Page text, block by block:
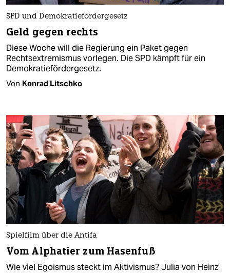
SPD und Demokratiefördergesetz
Geld gegen rechts
Diese Woche will die Regierung ein Paket gegen
Rechtsextremismus vorlegen. Die SPD kämpft für ein
Demokratiefördergesetz.
Von Konrad Litschko
Spielfilm über die Antifa
Vom Alphatier zum Hasenfuß
Wie viel Egoismus steckt im Aktivismus? Julia von Heinz’